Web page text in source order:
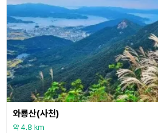
와룡산(사천)
약 4.8 km